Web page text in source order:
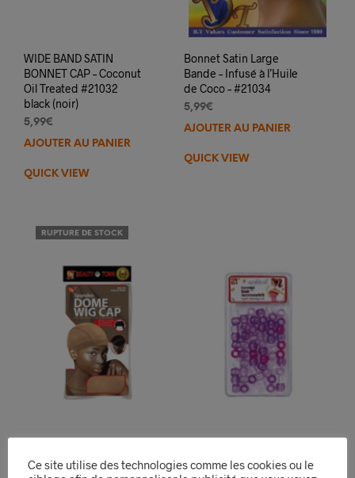
WIDE BAND SATIN
BONNET CAP – Coconut
Oil Treated #21032
black (noir)
5,99€
AJOUTER AU PANIER
QUICK VIEW
Bonnet Satin Large
Bande – Infusé à l’Huile
de Coco – #21034
5,99€
AJOUTER AU PANIER
QUICK VIEW
RUPTURE DE STOCK
Bonnet Perruque Perle Decoration
Ce site utilise des technologies comme les cookies ou le